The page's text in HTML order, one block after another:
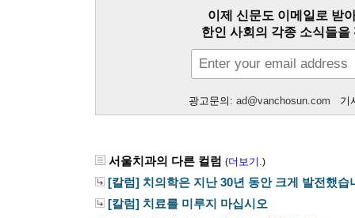
이제 신문도 이메일로 받
한인 사회의 각종 소식들
광고문의: ad@vanchosun.com 기
서울치과의 다른 컬럼 (더보기.)
[칼럼] 치의학은 지난 30년 동안 크게 발전했습
[칼럼] 치료를 미루지 마십시오